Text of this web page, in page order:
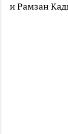
и Рамзан